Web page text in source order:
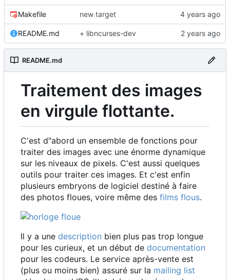
Makefile new target
README.md + libncurses-dev
README.md
Traitement des images
en virgule flottante.
C'est d"abord un ensemble de fonctions pour
traiter des images avec une énorme dynamique
sur les niveaux de pixels. C'est aussi quelques
outils pour traiter ces images. Et c'est enfin
plusieurs embryons de logiciel destiné à faire
des photos floues, voire même des films flous.
Il y a une description bien plus pas trop longue
pour les curieux, et un début de documentation
pour les codeurs. Le service après-vente est
(plus ou moins bien) assuré sur la mailing list